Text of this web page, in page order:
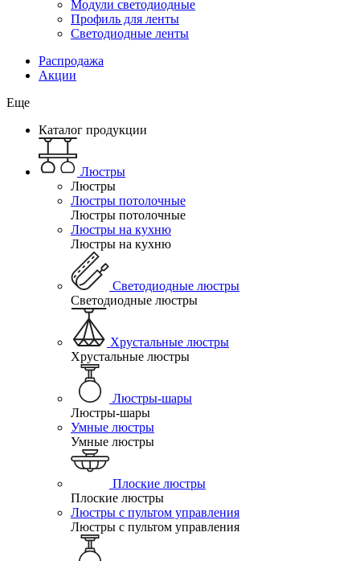
Модули светодиодные
Профиль для ленты
Светодиодные ленты
Распродажа
Акции
Еще
Каталог продукции
Люстры
Люстры
Люстры потолочные
Люстры потолочные
Люстры на кухню
Люстры на кухню
Светодиодные люстры
Светодиодные люстры
Хрустальные люстры
Хрустальные люстры
Люстры-шары
Люстры-шары
Умные люстры
Умные люстры
Плоские люстры
Плоские люстры
Люстры с пультом управления
Люстры с пультом управления